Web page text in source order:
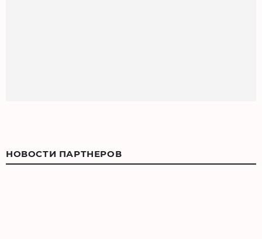
НОВОСТИ ПАРТНЕРОВ